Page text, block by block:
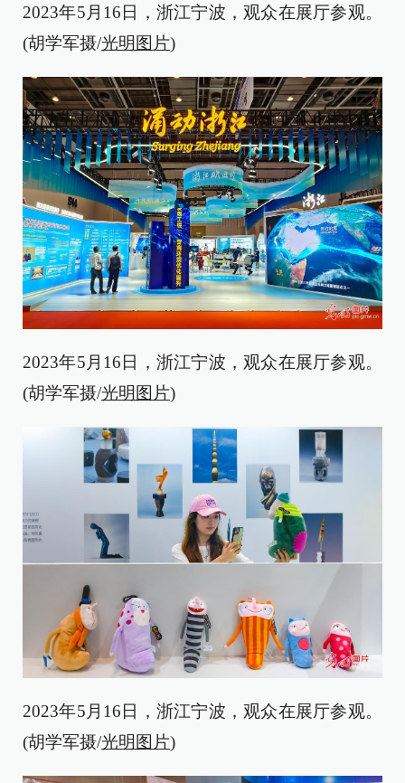
2023年5月16日，浙江宁波，观众在展厅参观。
(胡学军摄/光明图片)
2023年5月16日，浙江宁波，观众在展厅参观。
(胡学军摄/光明图片)
2023年5月16日，浙江宁波，观众在展厅参观。
(胡学军摄/光明图片)